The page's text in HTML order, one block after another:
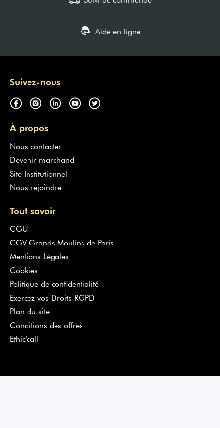
Aide en ligne
Suivez-nous
À propos
Nous contacter
Devenir marchand
Site Institutionnel
Nous rejoindre
Tout savoir
CGU
CGV Grands Moulins de Paris
Mentions Légales
Cookies
Politique de confidentialité
Exercez vos Droits RGPD
Plan du site
Conditions des offres
Ethic'call